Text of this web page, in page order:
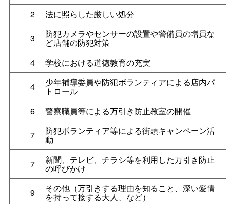
2
法に照らした厳しい処分
3 防犯カメラやセンサーの設置や警備員の増員な
ど店舗の防犯対策
4
学校における道徳教育の充実
4 少年補導委員や防犯ボランティアによる店内パ
トロール
6
警察職員等による万引き防止教室の開催
7 防犯ボランティア等による街頭キャンペーン活
動
7 新聞、テレビ、チラシ等を利用した万引き防止
の呼びかけ
9 その他（万引きする理由を知ること、深い愛情
を持って接する大人、など）